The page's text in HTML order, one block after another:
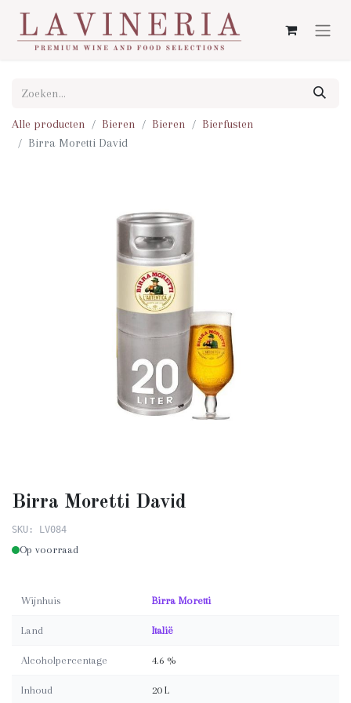
Alle producten Bieren Bieren
Bierfusten
Birra Moretti David
Birra Moretti David
SKU: LV084
Op voorraad
Wijnhuis Birra Moretti
Land Italië
Alcoholpercentage 4.6 %
Inhoud 20 L